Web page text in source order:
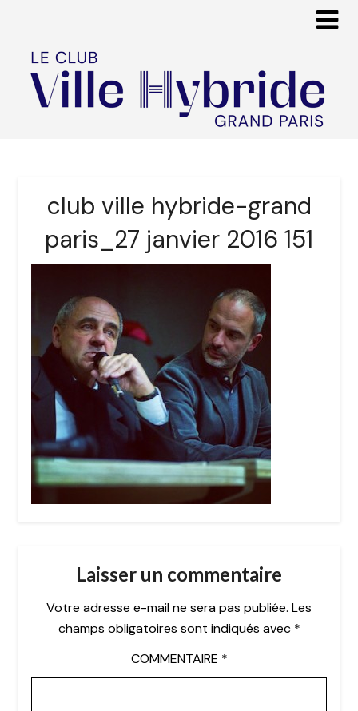
club ville hybride-grand
paris_27 janvier 2016 151
Laisser un commentaire
Votre adresse e-mail ne sera pas publiée. Les
champs obligatoires sont indiqués avec *
COMMENTAIRE *